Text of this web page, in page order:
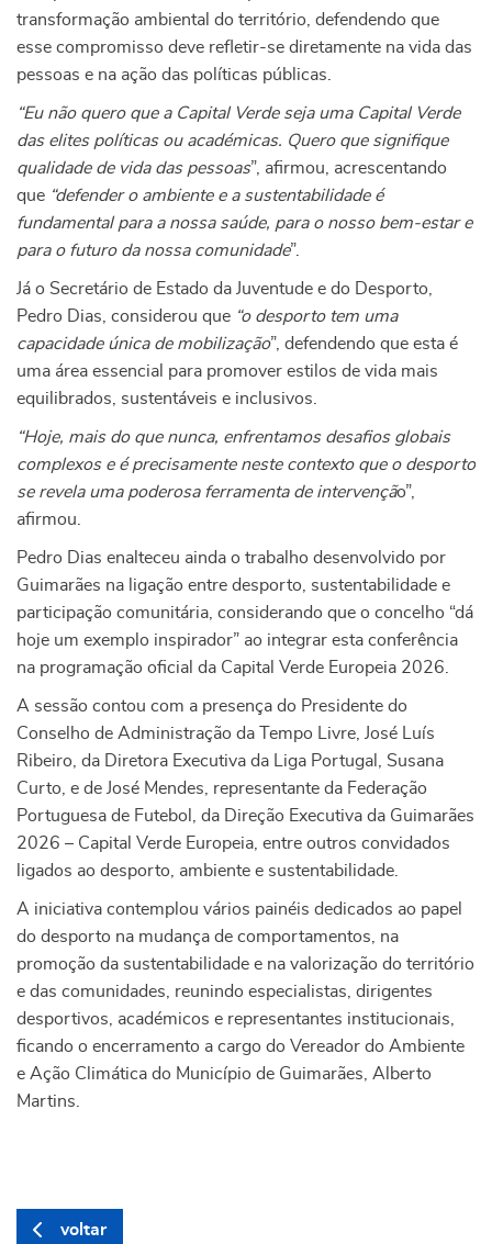
transformação ambiental do território, defendendo que
esse compromisso deve refletir-se diretamente na vida das
pessoas e na ação das políticas públicas.
“Eu não quero que a Capital Verde seja uma Capital Verde
das elites políticas ou académicas. Quero que signifique
qualidade de vida das pessoas”, afirmou, acrescentando
que “defender o ambiente e a sustentabilidade é
fundamental para a nossa saúde, para o nosso bem-estar e
para o futuro da nossa comunidade”.
Já o Secretário de Estado da Juventude e do Desporto,
Pedro Dias, considerou que “o desporto tem uma
capacidade única de mobilização”, defendendo que esta é
uma área essencial para promover estilos de vida mais
equilibrados, sustentáveis e inclusivos.
“Hoje, mais do que nunca, enfrentamos desafios globais
complexos e é precisamente neste contexto que o desporto
se revela uma poderosa ferramenta de intervenção”,
afirmou.
Pedro Dias enalteceu ainda o trabalho desenvolvido por
Guimarães na ligação entre desporto, sustentabilidade e
participação comunitária, considerando que o concelho “dá
hoje um exemplo inspirador” ao integrar esta conferência
na programação oficial da Capital Verde Europeia 2026.
A sessão contou com a presença do Presidente do
Conselho de Administração da Tempo Livre, José Luís
Ribeiro, da Diretora Executiva da Liga Portugal, Susana
Curto, e de José Mendes, representante da Federação
Portuguesa de Futebol, da Direção Executiva da Guimarães
2026 – Capital Verde Europeia, entre outros convidados
ligados ao desporto, ambiente e sustentabilidade.
A iniciativa contemplou vários painéis dedicados ao papel
do desporto na mudança de comportamentos, na
promoção da sustentabilidade e na valorização do território
e das comunidades, reunindo especialistas, dirigentes
desportivos, académicos e representantes institucionais,
ficando o encerramento a cargo do Vereador do Ambiente
e Ação Climática do Município de Guimarães, Alberto
Martins.
voltar